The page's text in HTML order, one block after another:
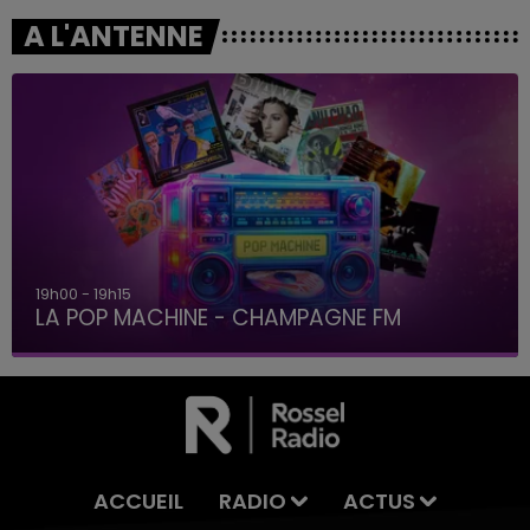
A L'ANTENNE
19h00 - 19h15
LA POP MACHINE - CHAMPAGNE FM
ACCUEIL RADIO ACTUS